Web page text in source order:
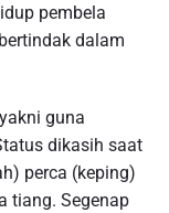
pembela
dalam
guna
dikasih saat
perca (keping)
tiang. Segenap